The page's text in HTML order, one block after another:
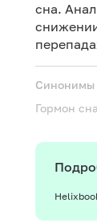
сна.
Синонимы
Гормон